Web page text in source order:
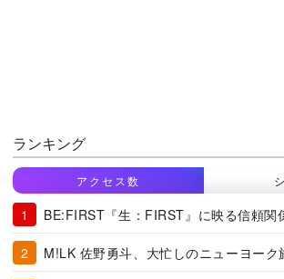
ランキング
アクセス数
BE:FIRST『生：FIRST』に映る信頼関
M!LK 佐野勇斗、大忙しのニューヨーク